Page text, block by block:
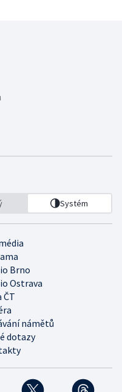
Systém
Brno
Ostrava
ČT
námětů
dotazy